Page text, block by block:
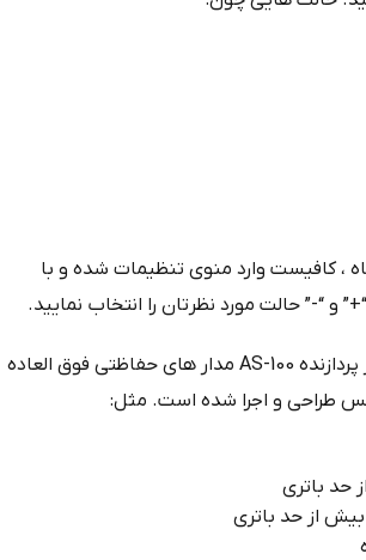
، کافیست وارد منوی تنظیمات شده و با
و “-” حالت مورد نظرتان را انتخاب نمایید.
همچنین با استفاده از پردازنده AS-100 مدار های حفاظتی فوق العاده
طراحی و اجرا شده است. مثل:
حد باتری
بیش از حد باتری